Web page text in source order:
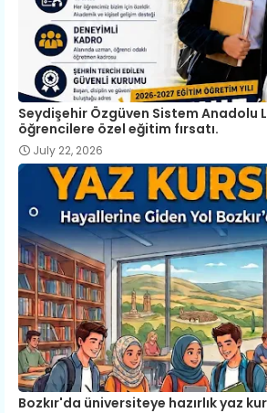
Seydişehir Özgüven Sistem Anadolu
öğrencilere özel eğitim fırsatı.
July 22, 2026
Bozkır'da üniversiteye hazırlık yaz